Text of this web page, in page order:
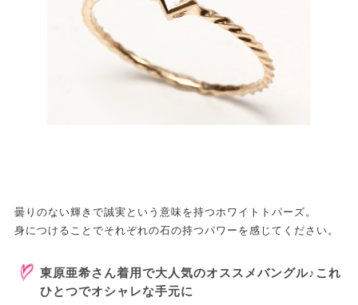
曇りのない輝きで誠実という意味を持つホワイトトパーズ。
身につけることでそれぞれの石の持つパワーを感じてください。
東原亜希さん着用で大人気のオススメバングル♪これ
ひとつでオシャレな手元に